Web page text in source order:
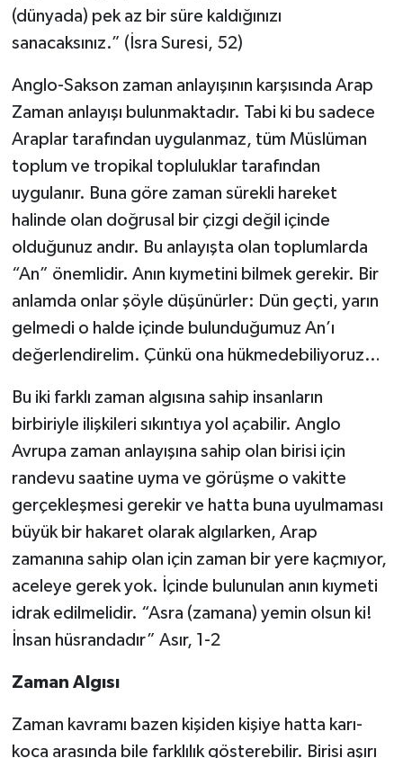
(dünyada) pek az bir süre kaldığınızı
sanacaksınız.” (İsra Suresi, 52)
Anglo-Sakson zaman anlayışının karşısında Arap
Zaman anlayışı bulunmaktadır. Tabi ki bu sadece
Araplar tarafından uygulanmaz, tüm Müslüman
toplum ve tropikal topluluklar tarafından
uygulanır. Buna göre zaman sürekli hareket
halinde olan doğrusal bir çizgi değil içinde
olduğunuz andır. Bu anlayışta olan toplumlarda
“An” önemlidir. Anın kıymetini bilmek gerekir. Bir
anlamda onlar şöyle düşünürler: Dün geçti, yarın
gelmedi o halde içinde bulunduğumuz An’ı
değerlendirelim. Çünkü ona hükmedebiliyoruz…
Bu iki farklı zaman algısına sahip insanların
birbiriyle ilişkileri sıkıntıya yol açabilir. Anglo
Avrupa zaman anlayışına sahip olan birisi için
randevu saatine uyma ve görüşme o vakitte
gerçekleşmesi gerekir ve hatta buna uyulmaması
büyük bir hakaret olarak algılarken, Arap
zamanına sahip olan için zaman bir yere kaçmıyor,
aceleye gerek yok. İçinde bulunulan anın kıymeti
idrak edilmelidir. “Asra (zamana) yemin olsun ki!
İnsan hüsrandadır” Asır, 1-2
Zaman Algısı
Zaman kavramı bazen kişiden kişiye hatta karı-
koca arasında bile farklılık gösterebilir. Birisi aşırı